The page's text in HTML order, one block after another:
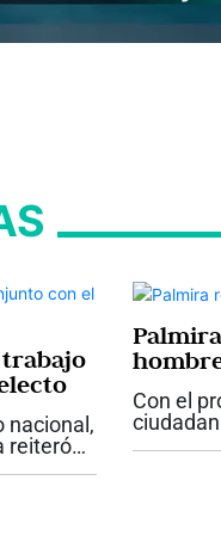
trabajo
nacional,
reiteró
Con el
los